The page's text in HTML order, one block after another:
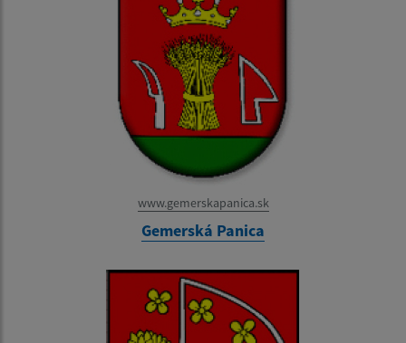
www.gemerskapanica.sk
Gemerská Panica